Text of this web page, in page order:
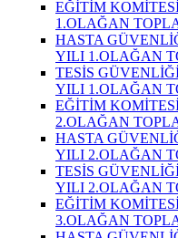
EĞİTİM
1.OLAĞAN
HASTA
YILI 1.OLAĞAN
TESİS
YILI 1.OLAĞAN
EĞİTİM
2.OLAĞAN
HASTA
YILI 2.OLAĞAN
TESİS
YILI 2.OLAĞAN
EĞİTİM
3.OLAĞAN